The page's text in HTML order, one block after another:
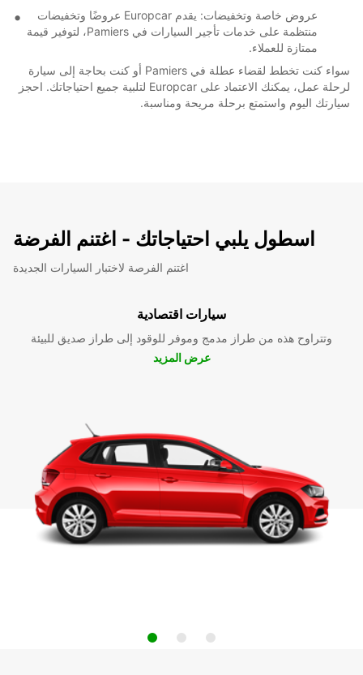
عروض خاصة وتخفيضات: يقدم Europcar عروضًا وتخفيضات
منتظمة على خدمات تأجير السيارات في Pamiers، لتوفير قيمة
ممتازة للعملاء.
سواء كنت تخطط لقضاء عطلة في Pamiers أو كنت بحاجة إلى سيارة
لرحلة عمل، يمكنك الاعتماد على Europcar لتلبية جميع احتياجاتك. احجز
سيارتك اليوم واستمتع برحلة مريحة ومناسبة.
اسطول يلبي احتياجاتك - اغتنم الفرضة
اغتنم الفرصة لاختبار السيارات الجديدة
سيارات اقتصادية
وتتراوح هذه من طراز مدمج وموفر للوقود إلى طراز صديق للبيئة
عرض المزيد